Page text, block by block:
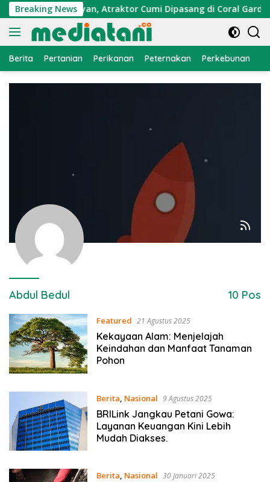
Langsung
ke
konten
Breaking News
Ekonomi Nelayan, Atraktor Cumi Dipasang di Coral Garden
Berita Pertanian Perikanan Peternakan Perkebunan
Abdul Bedul 10 Pos
Featured 21 Agustus 2025
Kekayaan Alam: Menjelajah
Keindahan dan Manfaat Tanaman
Pohon
Berita, Nasional 9 Agustus 2025
BRILink Jangkau Petani Gowa:
Layanan Keuangan Kini Lebih
Mudah Diakses.
Berita, Nasional 30 Januari 2025